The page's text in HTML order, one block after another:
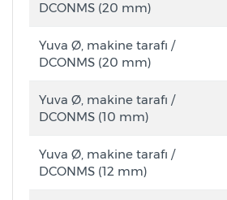
DCONMS (20 mm)
Yuva Ø, makine tarafı /
DCONMS (20 mm)
Yuva Ø, makine tarafı /
DCONMS (10 mm)
Yuva Ø, makine tarafı /
DCONMS (12 mm)